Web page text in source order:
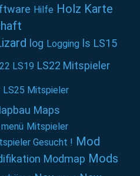
Hilfe Holz Karte
log Logging ls LS15
LS19 LS22 Mitspieler
LS25 Mitspieler
Maps
menü Mitspieler
Gesucht ! Mod
Modmap Mods